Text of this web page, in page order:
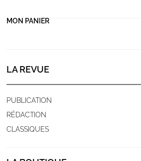
MON PANIER
LA REVUE
PUBLICATION
RÉDACTION
CLASSIQUES